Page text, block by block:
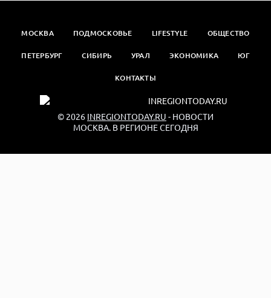
МОСКВА ПОДМОСКОВЬЕ LIFESTYLE ОБЩЕСТВО
ПЕТЕРБУРГ СИБИРЬ УРАЛ ЭКОНОМИКА ЮГ
КОНТАКТЫ
© 2026 INREGIONTODAY.RU - НОВОСТИ
МОСКВА. В РЕГИОНЕ СЕГОДНЯ